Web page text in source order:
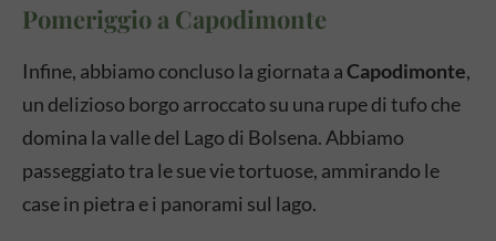
Pomeriggio a Capodimonte
Infine, abbiamo concluso la giornata aCapodimonte,
un delizioso borgo arroccato su una rupe di tufo che
domina la valle del Lago di Bolsena. Abbiamo
passeggiato tra le sue vie tortuose, ammirando le
case in pietra e i panorami sul lago.